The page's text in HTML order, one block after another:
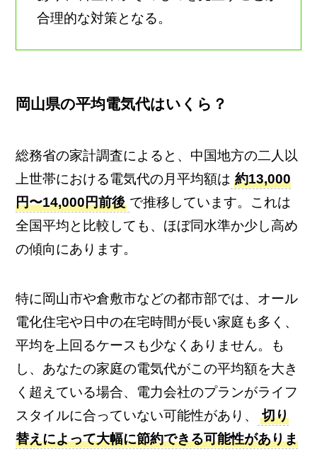
合理的な対策となる。
岡山県の平均電気代はいくら？
総務省の家計調査によると、中国地方の二人以
上世帯における電気代の月平均額は 約13,000
円〜14,000円前後 で推移しています。これは
全国平均と比較しても、ほぼ同水準か少し高め
の傾向にあります。
特に岡山市や倉敷市などの都市部では、オール
電化住宅や日中の在宅時間が長い家庭も多く、
平均を上回るケースも少なくありません。も
し、あなたの家庭の電気代がこの平均額を大き
く超えている場合、電力会社のプランがライフ
スタイルに合っていない可能性があり、
切り
替えによって大幅に節約できる可能性がありま